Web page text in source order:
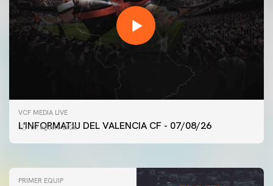
VCF MEDIA LIVE
L'INFORMATIU DEL VALENCIA CF - 07/08/26
07 agosto 2026
PRIMER EQUIP
ENTRENAMENT DEL VALENCIA CF 7/8/2026
PRIMER EQUIP